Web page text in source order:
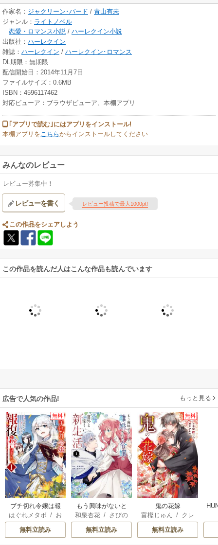
作家名： ジャクリーン･バード / 青山有未
ジャンル： ライトノベル
恋愛・ロマンス小説 / ハーレクイン小説
出版社： ハーレクイン
雑誌： ハーレクイン / ハーレクイン･ロマンス
DL期限：無期限
配信開始日：2014年11月7日
ファイルサイズ：0.6MB
ISBN：4596117462
対応ビューア：ブラウザビューア、本棚アプリ
｢アプリで読む｣にはアプリをインストール!
本棚アプリをこちらからインストールしてください
みんなのレビュー
レビュー募集中！
レビューを書く レビュー投稿で最大1000pt!
この作品をシェアしよう
この作品を読んだ人はこんな作品も読んでいます
広告で人気の作品! もっと見る
無料
ブチ切れ令嬢は報
復を誓いました。
はぐれメタボ / お
おのいも /
無料立読み
もう興味がないと
離婚された令嬢の
意外と楽しい新生
活
和泉杏花 / さびの
ぶち
無料立読み
無料
鬼の花嫁
富樫じゅん / クレ
ハ
無料立読み